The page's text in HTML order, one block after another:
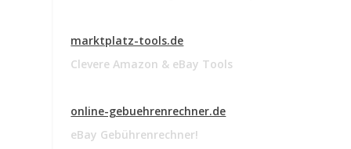
marktplatz-tools.de
Clevere Amazon & eBay Tools
online-gebuehrenrechner.de
eBay Gebührenrechner!